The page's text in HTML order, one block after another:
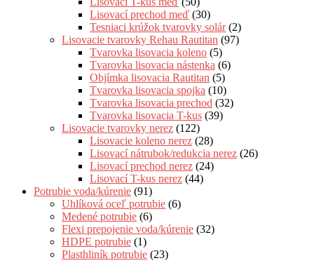
Lisovací prechod meď (30)
Tesniaci krúžok tvarovky solár (2)
Lisovacie tvarovky Rehau Rautitan (97)
Tvarovka lisovacia koleno (5)
Tvarovka lisovacia nástenka (6)
Objímka lisovacia Rautitan (5)
Tvarovka lisovacia spojka (10)
Tvarovka lisovacia prechod (32)
Tvarovka lisovacia T-kus (39)
Lisovacie tvarovky nerez (122)
Lisovacie koleno nerez (28)
Lisovací nátrubok/redukcia nerez (26)
Lisovací prechod nerez (24)
Lisovací T-kus nerez (44)
Potrubie voda/kúrenie (91)
Uhlíková oceľ potrubie (6)
Medené potrubie (6)
Flexi prepojenie voda/kúrenie (32)
HDPE potrubie (1)
Plasthliník potrubie (23)